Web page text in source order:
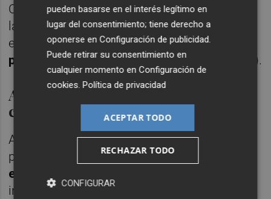
Castellón. Según la estadística de afiliados a
la Seguridad Social, al cierre de marzo las
empresas azulejeras empleaban a14.087
personas, 164 menos que en enero (14.251).
A la espera del nuevo sistema de
carbono de la UE
Además de la guerra, otra dificultad añadida
para el sector sería el posible
emisiones gratuitas de CO₂
inicialmente por la Comisión Europea. En su
pueden basarse en el interés legítimo en
lugar del consentimiento; tiene derecho a
oponerse enConfiguración de publicidad
Puede retirar su consentimiento en
cualquier momento enConfiguración de
cookies .Política de privacidad
ACEPTAR TODO
RECHAZAR TODO
CONFIGURAR